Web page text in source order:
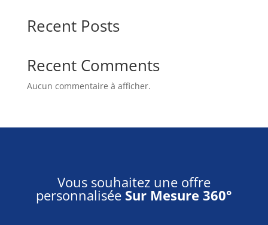
Recent Posts
Recent Comments
Aucun commentaire à afficher.
Vous souhaitez une offre
personnalisée Sur Mesure 360°